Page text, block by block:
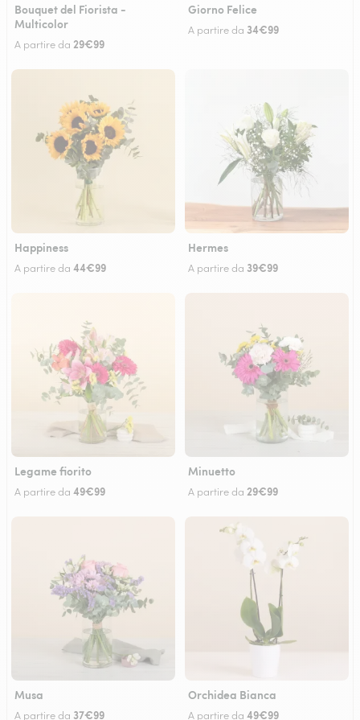
Bouquet del Fiorista -
Multicolor
A partire da 29€99
Giorno Felice
A partire da 34€99
Happiness
A partire da 44€99
Hermes
A partire da 39€99
Legame fiorito
A partire da 49€99
Minuetto
A partire da 29€99
Musa
A partire da 37€99
Orchidea Bianca
A partire da 49€99